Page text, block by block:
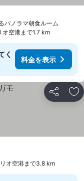
パノラマ朝食ルーム
オ空港まで1.7 km
く
料金を表示
シェア お
オ空港まで3.8 km